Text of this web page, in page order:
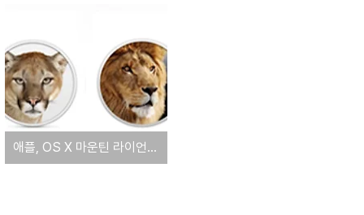
애플, OS X 마운틴 라이언과 OS X 라이언 판매 유지 '19.99불'